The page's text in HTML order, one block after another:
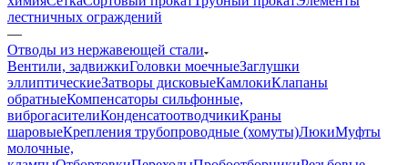
лестничных ограждений
—
Отводы из нержавеющей стали
Вентили, задвижкиГоловки моечныеЗаглушки
эллиптическиеЗатворы дисковыеКамлокиКлапаны
обратныеКомпенсаторы сильфонные,
виброгасителиКонденсатоотводчикиКраны
шаровыеКрепления трубопроводные (хомуты)ЛюкиМуфты
молочные,